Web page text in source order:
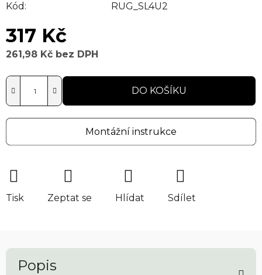
Kód:
RUG_SL4U2
317 Kč
261,98 Kč bez DPH
DO KOŠÍKU
Montážní instrukce
Tisk Zeptat se Hlídat Sdílet
Popis